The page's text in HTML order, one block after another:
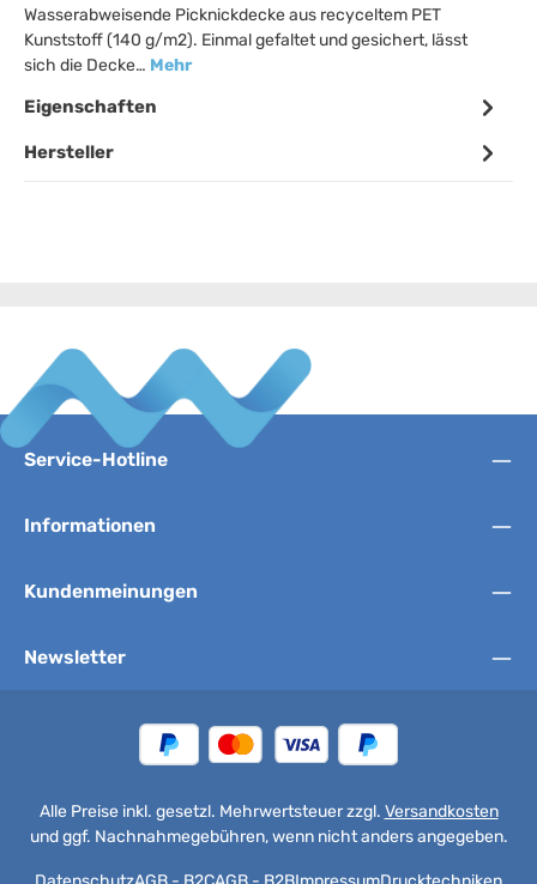
Wasserabweisende Picknickdecke aus recyceltem PET
Kunststoff (140 g/m2). Einmal gefaltet und gesichert, lässt
sich die Decke… Mehr
Eigenschaften
Hersteller
Service-Hotline
Informationen
Kundenmeinungen
Newsletter
Alle Preise inkl. gesetzl. Mehrwertsteuer zzgl. Versandkosten
und ggf. Nachnahmegebühren, wenn nicht anders angegeben.